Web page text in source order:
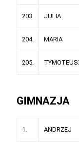
203. JULIA
204. MARIA
205.
GIMNAZJA
1. ANDRZEJ